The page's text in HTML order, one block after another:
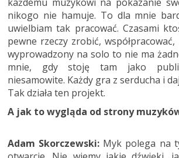
nikogo nie hamuje. To dla mnie
uwielbiam tak pracować. Czasami
pewne rzeczy zrobić,
wyprowadzony na solo to nie ma
mnie, gdy stoję tam jako
niesamowite. Każdy gra z serducha i
Tak działa ten projekt.
A jak to wygląda od strony
Adam Skorczewski: Myk polega na